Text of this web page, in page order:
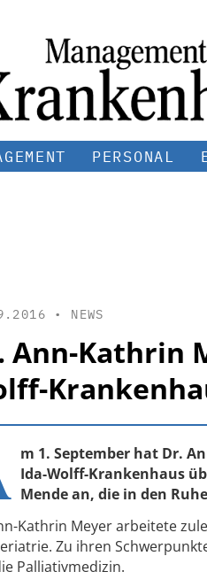
PERSONAL
• NEWS
Ann-Kathrin
m 1. September hat Dr.
Ida-Wolff-Krankenhaus
Mende an, die in den
Kathrin Meyer arbeitete
Zu ihren
Palliativmedizin.